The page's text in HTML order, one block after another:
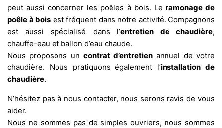
peut aussi concerner les poêles à bois. Le ramonage de
poêle à bois est fréquent dans notre activité. Compagnons
est aussi spécialisé dans l’entretien de chaudière,
chauffe-eau et ballon d’eau chaude.
Nous proposons uncontrat d’entretienannuel de votre
chaudière. Nous pratiquons également l’installation de
chaudière.
N’hésitez pas à nous contacter, nous serons ravis de vous
aider.
Nous ne sommes pas de simples ouvriers, nous sommes